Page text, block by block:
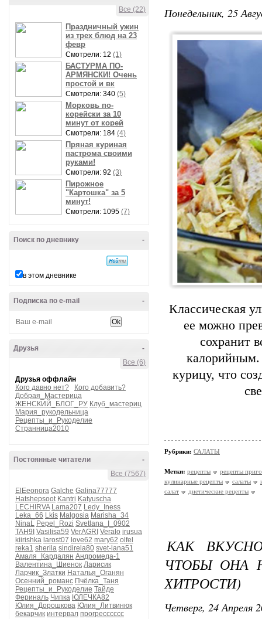
Все (22)
Праздничный ужин
из трех блюд на 23
февр
Смотрели: 12 (1)
БАСТУРМА ПО-
АРМЯНСКИ! Очень
простой и вк
Смотрели: 340 (5)
Морковь по-
корейски за 10
минут от корей
Смотрели: 184 (4)
Пряная куриная
пастрома своими
руками!
Смотрели: 92 (3)
Пирожное
"Картошка" за 5
минут!
Смотрели: 1095 (7)
-
Поиск по дневнику
в этом дневнике
-
Подписка по e-mail
-
Друзья
Все (6)
Друзья оффлайн
Кого давно нет?
Кого добавить?
Добрая_Мастерица
ЖЕНСКИЙ_БЛОГ_РУ Клуб_мастериц
Мария_рукодельница
Рецепты_и_Рукоделие
Странница2010
-
Постоянные читатели
Все (7567)
ElEeonora Galche Galina77777
Hatshepsoot Kantri Katyuscha
LECHIRVA Lama207 Ledy_Iness
Leka_66 Lkis Malgosia Marisha_34
NinaL Pepel_Rozi Svetlana_I_0902
TAH9I Vasilisa59 VerAGRI Veralo irusua
kiirishka larost07 love62 mary62 olfel
reka1 sherila sindirela80 svet-lana51
Амаля_Кардалян Андромеда-1
Валентина_Шиенок Ларисик
Ларчик_Златки Наталья_Оганян
Осенний_романс Пчёлка_Таня
Рецепты_и_Рукоделие Тайде
Фериналь Чипка ЮЛЕЧКА82
Юлия_Дорошкова Юлия_Литвинюк
бекарчик интервал прогресссссс
Понедельник, 25
Классическая
ее можно
сохранит
калорийным.
курицу, что
Рубрики: САЛАТЫ
Метки: рецепты
рецепты
кулинарные рецепты
салаты
салат
диетические рецепты
КАК
ЧТОБЫ ОНА
ХИТРОСТИ)
Четверг, 24 Апреля